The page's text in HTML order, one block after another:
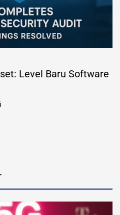
Level Baru Software